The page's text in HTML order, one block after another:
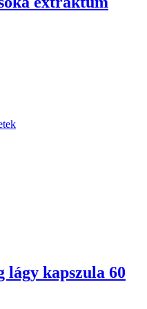
lágy kapszula 60